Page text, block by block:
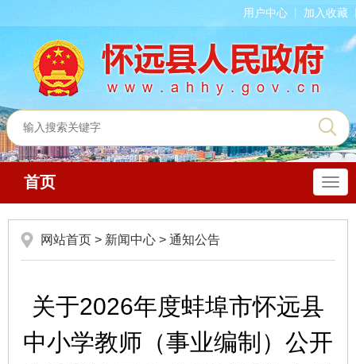
用户中心 加入收藏
导
航
首页
网站首页 > 新闻中心 > 通知公告
关于2026年度蚌埠市怀远县
中小学教师（事业编制）公开